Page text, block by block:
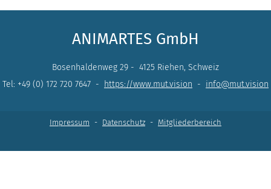
ANIMARTES GmbH
Bosenhaldenweg 29 - 4125 Riehen, Schweiz
Tel: +49 (0) 172 720 7647 -
https://www.mut.vision - info@mut.vision
Impressum - Datenschutz - Mitgliederbereich